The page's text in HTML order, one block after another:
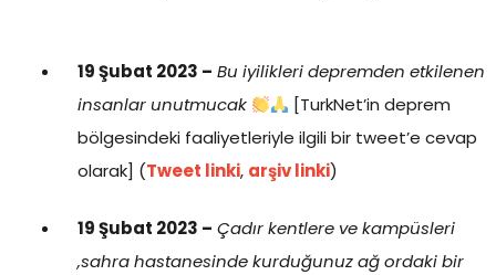
19 Şubat 2023 – Bu iyilikleri depremden etkilenen
insanlar unutmucak
[TurkNet’in deprem
bölgesindeki faaliyetleriyle ilgili bir tweet’e cevap
olarak] (Tweet linki, arşiv linki)
19 Şubat 2023 – Çadır kentlere ve kampüsleri
,sahra hastanesinde kurduğunuz ağ ordaki bir